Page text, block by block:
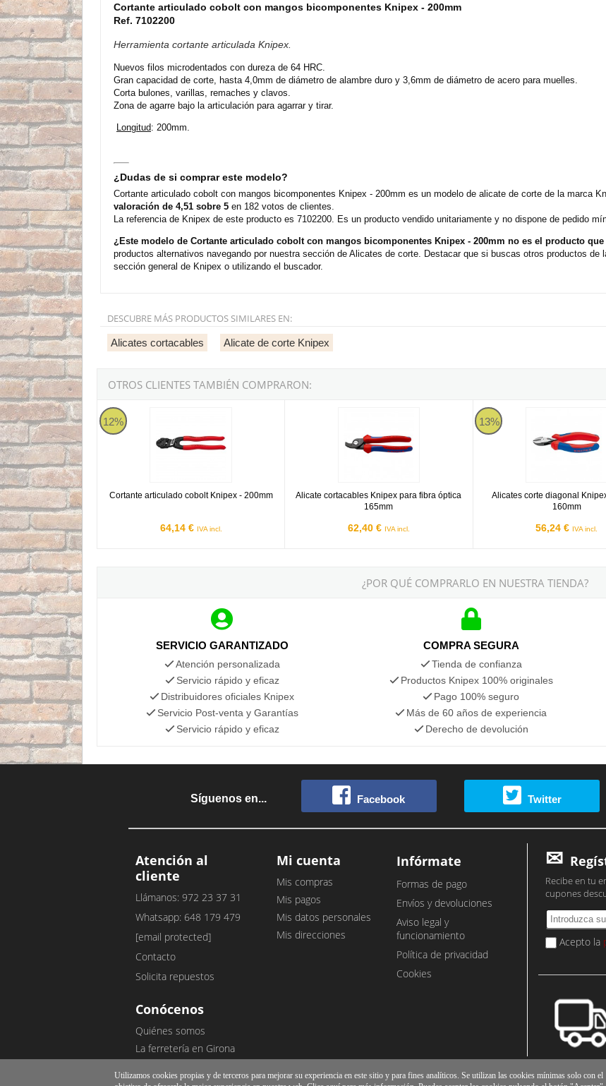
Cortante articulado cobolt con mangos bicomponentes Knipex - 200mm
Ref. 7102200
Herramienta cortante articulada Knipex.
Nuevos filos microdentados con dureza de 64 HRC.
Gran capacidad de corte, hasta 4,0mm de diámetro de alambre duro y 3,6mm de diámetro de acero para muelles.
Corta bulones, varillas, remaches y clavos.
Zona de agarre bajo la articulación para agarrar y tirar.
Longitud: 200mm.
¿Dudas de si comprar este modelo?
Cortante articulado cobolt con mangos bicomponentes Knipex - 200mm es un modelo de alicate de corte de la marca
valoración de 4,51 sobre 5 en 182 votos de clientes.
La referencia de Knipex de este producto es 7102200. Es un producto vendido unitariamente y no dispone de pedido
¿Este modelo de Cortante articulado cobolt con mangos bicomponentes Knipex - 200mm no es el producto
productos alternativos navegando por nuestra sección de Alicates de corte. Destacar que si buscas otros productos de
sección general de Knipex o utilizando el buscador.
DESCUBRE MÁS PRODUCTOS SIMILARES EN:
Alicates cortacables Alicate de corte Knipex
OTROS CLIENTES TAMBIÉN COMPRARON:
12%
Cortante articulado cobolt Knipex - 200mm
64,14 € IVA incl.
Cortante articulado cobolt Knipex - 200mm
Alicate cortacables Knipex para fibra óptica
165mm
62,40 € IVA incl.
Alicate cortacables Knipex para fibra óptica 165mm
13%
Alicates corte diagonal
160mm
56,24 € IVA incl.
Alicates corte diagonal
¿POR QUÉ COMPRARLO EN NUESTRA TIENDA?
SERVICIO GARANTIZADO
Atención personalizada
Servicio rápido y eficaz
Distribuidores oficiales Knipex
Servicio Post-venta y Garantías
Servicio rápido y eficaz
COMPRA SEGURA
Tienda de confianza
Productos Knipex 100% originales
Pago 100% seguro
Más de 60 años de experiencia
Derecho de devolución
Síguenos en... Facebook Twitter
Atención al
cliente
Llámanos: 972 23 37 31
Whatsapp: 648 179 479
[email protected]
Contacto
Solicita repuestos
Conócenos
Quiénes somos
La ferretería en Girona
Mi cuenta
Mis compras
Mis pagos
Mis datos personales
Mis direcciones
Infórmate
Formas de pago
Envíos y devoluciones
Aviso legal y
funcionamiento
Política de privacidad
Cookies
Recibe en tu
cupones
Acepto la
Utilizamos cookies propias y de terceros para mejorar su experiencia en este sitio y para fines analíticos. Se utilizan las cookies mínimas solo con el